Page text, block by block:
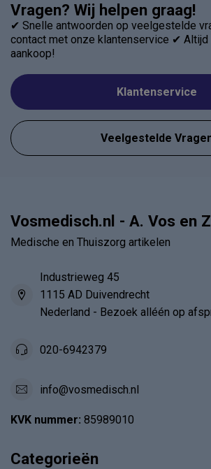
Vragen? Wij helpen graag!
✔ Snelle antwoorden op veelgestelde
contact met onze klantenservice ✔ Altijd
aankoop!
Klantenservice
Veelgestelde
Vosmedisch.nl - A. Vos en
Medische en Thuiszorg artikelen
Industrieweg 45
1115 AD Duivendrecht
Nederland - Bezoek alléén op
020-6942379
info@vosmedisch.nl
KVK nummer: 85989010
Categorieën